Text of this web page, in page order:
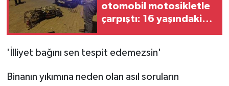
otomobil motosikletle
çarpıştı: 16 yaşındaki
'İlliyet bağını sen tespit edemezsin'
Binanın yıkımına neden olan asıl soruların